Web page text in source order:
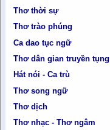
Thơ thời sự
Thơ trào phúng
Ca dao tục ngữ
Thơ dân gian truyền tụng
Hát nói - Ca trù
Thơ song ngữ
Thơ dịch
Thơ nhạc - Thơ ngâm